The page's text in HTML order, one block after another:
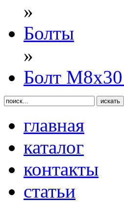
»
Болты
»
Болт
главная
каталог
контакты
статьи